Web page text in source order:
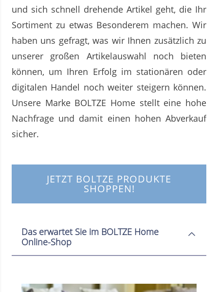
und sich schnell drehende Artikel geht, die Ihr
Sortiment zu etwas Besonderem machen. Wir
haben uns gefragt, was wir Ihnen zusätzlich zu
unserer großen Artikelauswahl noch bieten
können, um Ihren Erfolg im stationären oder
digitalen Handel noch weiter steigern können.
Unsere Marke BOLTZE Home stellt eine hohe
Nachfrage und damit einen hohen Abverkauf
sicher.
JETZT BOLTZE PRODUKTE
SHOPPEN!
Das erwartet Sie im BOLTZE Home
Online-Shop